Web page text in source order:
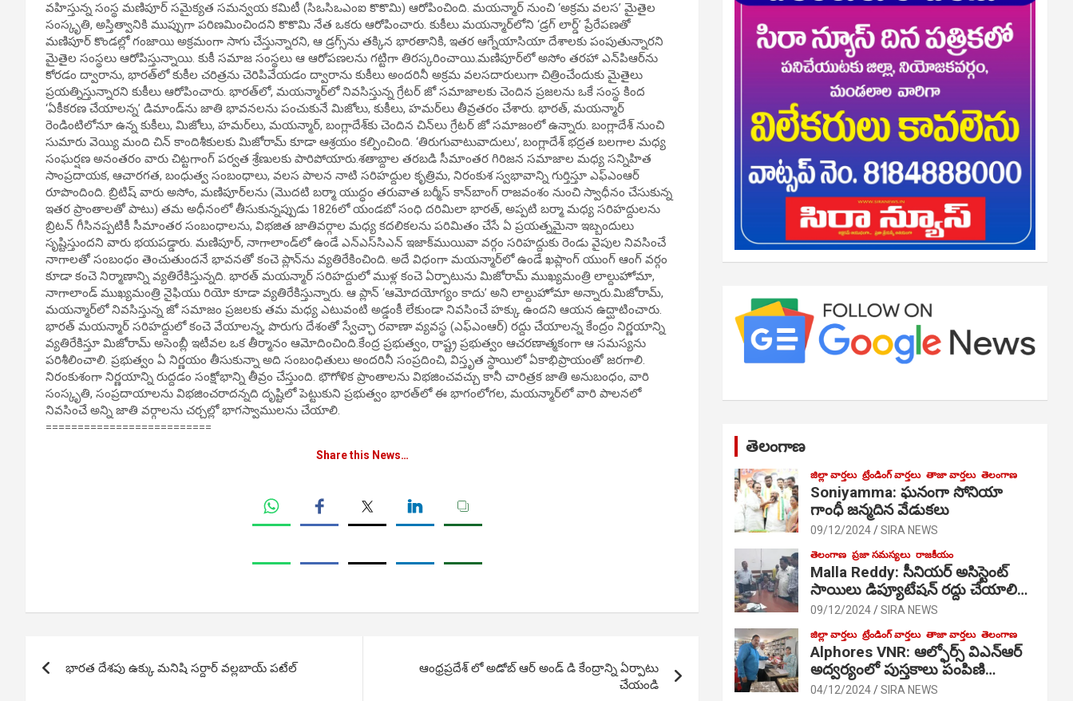
వహిస్తున్న సంస్థ మణిపూర్ సమైక్యత సమన్వయ కమిటీ (సిఒసిఒఎంఐ కొకొమి) ఆరోపించింది. మయన్మార్ నుంచి ‘అక్రమ వలస’ మైతైల
సంస్కృతి, అస్తిత్వానికి ముప్పుగా పరిణమించిందని కొకొమి నేత ఒకరు ఆరోపించారు. కుకీలు మయన్మార్‌లోని ‘డ్రగ్ లార్డ్’ ప్రేరేపణతో
మణిపూర్ కొండల్లో గంజాయి అక్రమంగా సాగు చేస్తున్నారని, ఆ డ్రగ్స్‌ను తక్కిన భారతానికి, ఇతర ఆగ్నేయాసియా దేశాలకు పంపుతున్నారని
మైతైల సంస్థలు ఆరోపిస్తున్నాయి. కుకీ సమాజ సంస్థలు ఆ ఆరోపణలను గట్టిగా తిరస్కరించాయి.మణిపూర్‌లో అసోం తరహా ఎన్‌పిఆర్‌ను
కోరడం ద్వారాను, భారత్‌లో కుకీల చరిత్రను చెరిపివేయడం ద్వారాను కుకీలు అందరినీ అక్రమ వలసదారులుగా చిత్రించేందుకు మైతైలు
ప్రయత్నిస్తున్నారని కుకీలు ఆరోపించారు. భారత్‌లో, మయన్మార్‌లో నివసిస్తున్న గ్రేటర్ జో సమాజాలకు చెందిన ప్రజలను ఒకే సంస్థ కింద
‘ఏకీకరణ చేయాలన్న’ డిమాండ్‌ను జాతి భావనలను పంచుకునే మిజోలు, కుకీలు, హమర్‌లు తీవ్రతరం చేశారు. భారత్, మయన్మార్
రెండింటిలోనూ ఉన్న కుకీలు, మిజోలు, హమర్‌లు, మయన్మార్, బంగ్లాదేశ్‌కు చెందిన చిన్‌లు గ్రేటర్ జో సమాజంలో ఉన్నారు. బంగ్లాదేశ్ నుంచి
సుమారు వెయ్యి మంది చిన్ కాందిశీకులకు మిజోరామ్ కూడా ఆశ్రయం కల్పించింది. ‘తిరుగువాటువాదులు’, బంగ్లాదేశ్ భద్రత బలగాల మధ్య
సంఘర్షణ అనంతరం వారు చిట్టగాంగ్ పర్వత శ్రేణులకు పారిపోయారు.శతాబ్దాల తరబడి సీమాంతర గిరిజన సమాజాల మధ్య సన్నిహిత
సాంప్రదాయక, ఆచారగత, బంధుత్వ సంబంధాలు, వలస పాలన నాటి సరిహద్దుల కృత్రిమ, నిరంకుశ స్వభావాన్ని గుర్తిస్తూ ఎఫ్‌ఎంఆర్
రూపొందింది. బ్రిటిష్ వారు అసోం, మణిపూర్‌లను (మొదటి బర్మా యుద్ధం తరువాత బర్మీస్ కాన్‌బాంగ్ రాజవంశం నుంచి స్వాధీనం చేసుకున్న
ఇతర ప్రాంతాలతో పాటు) తమ అధీనంలో తీసుకున్నప్పుడు 1826లో యండబో సంధి దరిమిలా భారత్, అప్పటి బర్మా మధ్య సరిహద్దులను
బ్రిటన్ గీసినప్పటికీ సీమాంతర సంబంధాలను, విభజిత జాతివర్గాల మధ్య కదలికలను పరిమితం చేసే ఏ ప్రయత్నమైనా ఇబ్బందులు
సృష్టిస్తుందని వారు భయపడ్డారు. మణిపూర్, నాగాలాండ్‌లో ఉండే ఎన్‌ఎస్‌సిఎన్ ఇజాక్‌ముయివా వర్గం సరిహద్దుకు రెండు వైపుల నివసించే
నాగాలతో సంబంధం తెంచుతుందనే భావనతో కంచె ప్లాన్‌ను వ్యతిరేకించింది. అదే విధంగా మయన్మార్‌లో ఉండే ఖప్లాంగ్ యుంగ్ ఆంగ్ వర్గం
కూడా కంచె నిర్మాణాన్ని వ్యతిరేకిస్తున్నది. భారత్ మయన్మార్ సరిహద్దులో ముళ్ల కంచె ఏర్పాటును మిజోరామ్ ముఖ్యమంత్రి లాల్దుహోమా,
నాగాలాండ్ ముఖ్యమంత్రి నైఫియు రియో కూడా వ్యతిరేకిస్తున్నారు. ఆ ప్లాన్ ‘ఆమోదయోగ్యం కాదు’ అని లాల్దుహోమా అన్నారు.మిజోరామ్,
మయన్మార్‌లో నివసిస్తున్న జో సమాజం ప్రజలకు తమ మధ్య ఎటువంటి అడ్డంకీ లేకుండా నివసించే హక్కు ఉందని ఆయన ఉద్ఘాటించారు.
భారత్ మయన్మార్ సరిహద్దులో కంచె వేయాలన్న, పొరుగు దేశంతో స్వేచ్ఛా రవాణా వ్యవస్థ (ఎఫ్‌ఎంఆర్) రద్దు చేయాలన్న కేంద్రం నిర్ణయాన్ని
వ్యతిరేకిస్తూ మిజోరామ్ అసెంబ్లీ ఇటీవల ఒక తీర్మానం ఆమోదించింది.కేంద్ర ప్రభుత్వం, రాష్ట్ర ప్రభుత్వం ఆచరణాత్మకంగా ఆ సమస్యను
పరిశీలించాలి. ప్రభుత్వం ఏ నిర్ణయం తీసుకున్నా అది సంబంధితులు అందరినీ సంప్రదించి, విస్తృత స్థాయిలో ఏకాభిప్రాయంతో జరగాలి.
నిరంకుశంగా నిర్ణయాన్ని రుద్దడం సంక్షోభాన్ని తీవ్రం చేస్తుంది. భౌగోళిక ప్రాంతాలను విభజించవచ్చు కానీ చారిత్రక జాతి అనుబంధం, వారి
సంస్కృతి, సంప్రదాయాలను విభజించరాదన్నది దృష్టిలో పెట్టుకుని ప్రభుత్వం భారత్‌లో ఈ భాగంలోగల, మయన్మార్‌లో వారి పాలనలో
నివసించే అన్ని జాతి వర్గాలను చర్చల్లో భాగస్వాములను చేయాలి.
==========================
Share this News…
navigation
భారత దేశపు ఉక్కు మనిషి సర్దార్ వల్లబాయ్ పటేల్
ఆంధ్రప్రదేశ్ లో అడోబ్ ఆర్ అండ్ డి కేంద్రాన్ని ఏర్పాటు
చేయండి
తెలంగాణ
జిల్లా వార్తలు ట్రేండింగ్ వార్తలు తాజా వార్తలు తెలంగాణ
Soniyamma: ఘ‌నంగా సోనియా
గాంధీ జ‌న్మ‌దిన వేడుక‌లు
09/12/2024 SIRA NEWS
తెలంగాణ ప్రజా సమస్యలు రాజకీయం
Malla Reddy: సీనియర్ అసిస్టెంట్
సాయిలు డిప్యూటేషన్ రద్దు చేయాలి…
09/12/2024 SIRA NEWS
జిల్లా వార్తలు ట్రేండింగ్ వార్తలు తాజా వార్తలు తెలంగాణ
Alphores VNR: ఆల్ఫోర్స్ విఎన్ఆర్
అద్వర్యంలో పుస్తకాలు పంపిణి…
04/12/2024 SIRA NEWS